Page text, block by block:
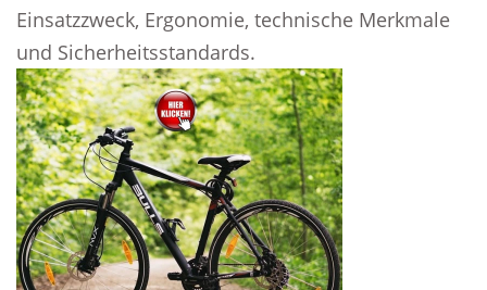
Einsatzzweck, Ergonomie, technische Merkmale
und Sicherheitsstandards.